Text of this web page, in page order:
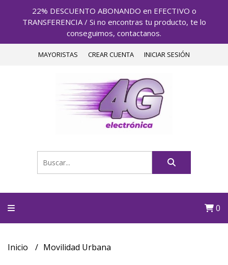
22% DESCUENTO ABONANDO en EFECTIVO o
TRANSFERENCIA / Si no encontras tu producto, te lo
conseguimos, contactanos.
MAYORISTAS CREAR CUENTA INICIAR SESIÓN
0
Inicio Movilidad Urbana